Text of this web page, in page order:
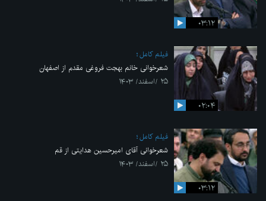
۰۳:۱۲
۰۲:۰۴
فیلم کامل
شعرخوانی خانم بهجت فروغی مقدم از اصفهان
۲۵ /اسفند/ ۱۴۰۳
۰۳:۱۲
فیلم کامل
شعرخوانی آقای امیرحسین هدایتی از قم
۲۵ /اسفند/ ۱۴۰۳